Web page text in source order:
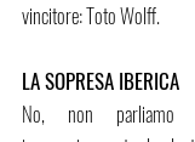
vincitore: Toto Wolff.
LA SOPRESA IBERICA
No, non parliamo